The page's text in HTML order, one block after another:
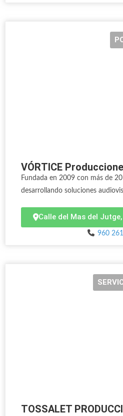
VÓRTICE
Fundada en 2009 con más de
desarrollando soluciones
Calle del Mas del
960
TOSSALET